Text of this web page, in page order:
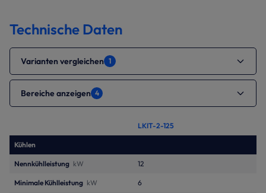
Technische Daten
Varianten vergleichen 1
Bereiche anzeigen 4
LKIT-2-125
Kühlen
Nennkühlleistung kW 12
Minimale Kühlleistung kW 6